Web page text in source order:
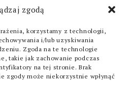
zgodą
korzystamy z technologii,
i/lub uzyskiwania
Zgoda na te technologie
takie jak zachowanie podczas
na tej stronie. Brak
zgody może niekorzystnie wpłynąć